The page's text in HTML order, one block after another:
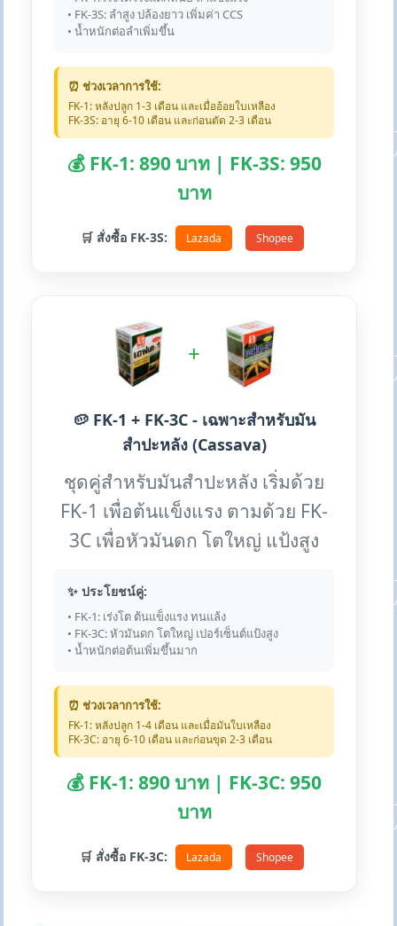
• FK-3S: ลำสูง ปล้องยาว เพิ่มค่า CCS
• น้ำหนักต่อลำเพิ่มขึ้น
⏰ ช่วงเวลาการใช้:
FK-1: หลังปลูก 1-3 เดือน และเมื่ออ้อยใบเหลือง
FK-3S: อายุ 6-10 เดือน และก่อนตัด 2-3 เดือน
💰 FK-1: 890 บาท | FK-3S: 950
บาท
🛒 สั่งซื้อ FK-3S: Lazada Shopee
+
🥔 FK-1 + FK-3C - เฉพาะสำหรับมัน
สำปะหลัง (Cassava)
ชุดคู่สำหรับมันสำปะหลัง เริ่มด้วย
FK-1 เพื่อต้นแข็งแรง ตามด้วย FK-
3C เพื่อหัวมันดก โตใหญ่ แป้งสูง
✨ ประโยชน์คู่:
• FK-1: เร่งโต ต้นแข็งแรง ทนแล้ง
• FK-3C: หัวมันดก โตใหญ่ เปอร์เซ็นต์แป้งสูง
• น้ำหนักต่อต้นเพิ่มขึ้นมาก
⏰ ช่วงเวลาการใช้:
FK-1: หลังปลูก 1-4 เดือน และเมื่อมันใบเหลือง
FK-3C: อายุ 6-10 เดือน และก่อนขุด 2-3 เดือน
💰 FK-1: 890 บาท | FK-3C: 950
บาท
🛒 สั่งซื้อ FK-3C: Lazada Shopee